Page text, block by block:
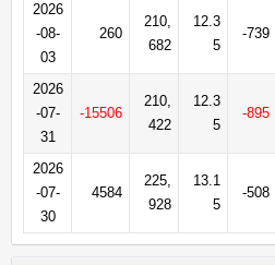
2026
-08-
03
260
210,
682
12.3
5
-739
2026
-07-
31
-15506
210,
422
12.3
5
-895
2026
-07-
30
4584
225,
928
13.1
5
-508